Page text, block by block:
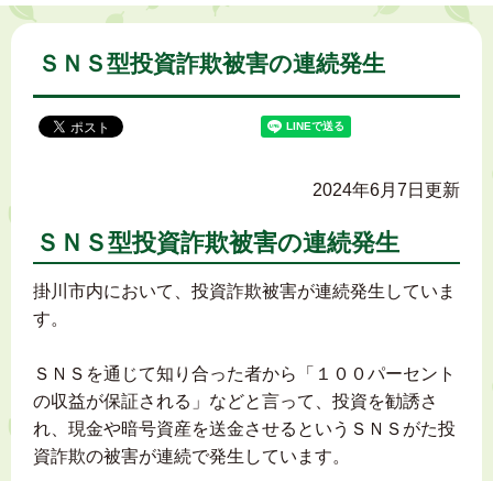
ＳＮＳ型投資詐欺被害の連続発生
2024年6月7日更新
ＳＮＳ型投資詐欺被害の連続発生
掛川市内において、投資詐欺被害が連続発生していま
す。
ＳＮＳを通じて知り合った者から「１００パーセント
の収益が保証される」などと言って、投資を勧誘さ
れ、現金や暗号資産を送金させるというＳＮＳがた投
資詐欺の被害が連続で発生しています。